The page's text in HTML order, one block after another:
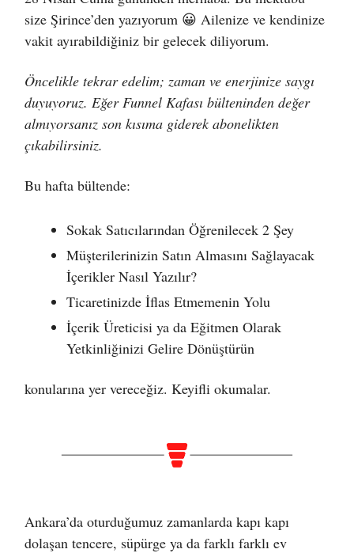
size Şirince’den yazıyorum 😀 Ailenize ve kendinize
vakit ayırabildiğiniz bir gelecek diliyorum.
Öncelikle tekrar edelim; zaman ve enerjinize saygı
duyuyoruz. Eğer Funnel Kafası bülteninden değer
almıyorsanız son kısıma giderek abonelikten
çıkabilirsiniz.
Bu hafta bültende:
Sokak Satıcılarından Öğrenilecek 2 Şey
Müşterilerinizin Satın Almasını Sağlayacak
İçerikler Nasıl Yazılır?
Ticaretinizde İflas Etmemenin Yolu
İçerik Üreticisi ya da Eğitmen Olarak
Yetkinliğinizi Gelire Dönüştürün
konularına yer vereceğiz. Keyifli okumalar.
Ankara’da oturduğumuz zamanlarda kapı kapı
dolaşan tencere, süpürge ya da farklı farklı ev